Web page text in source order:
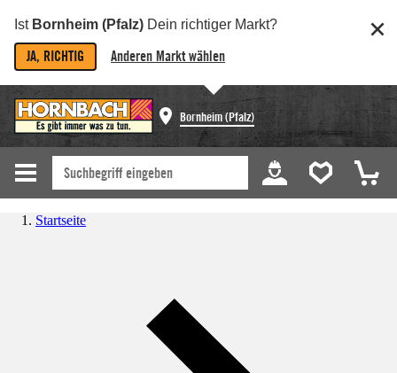
Ist Bornheim (Pfalz) Dein richtiger Markt?
JA, RICHTIG Anderen Markt wählen
Bornheim (Pfalz)
Startseite